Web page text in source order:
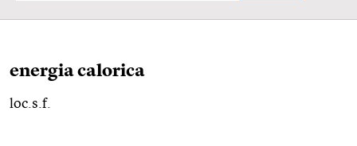
energia calorica
loc.s.f.